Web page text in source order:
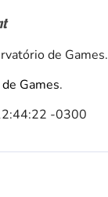
de Games.
Games.
-0300